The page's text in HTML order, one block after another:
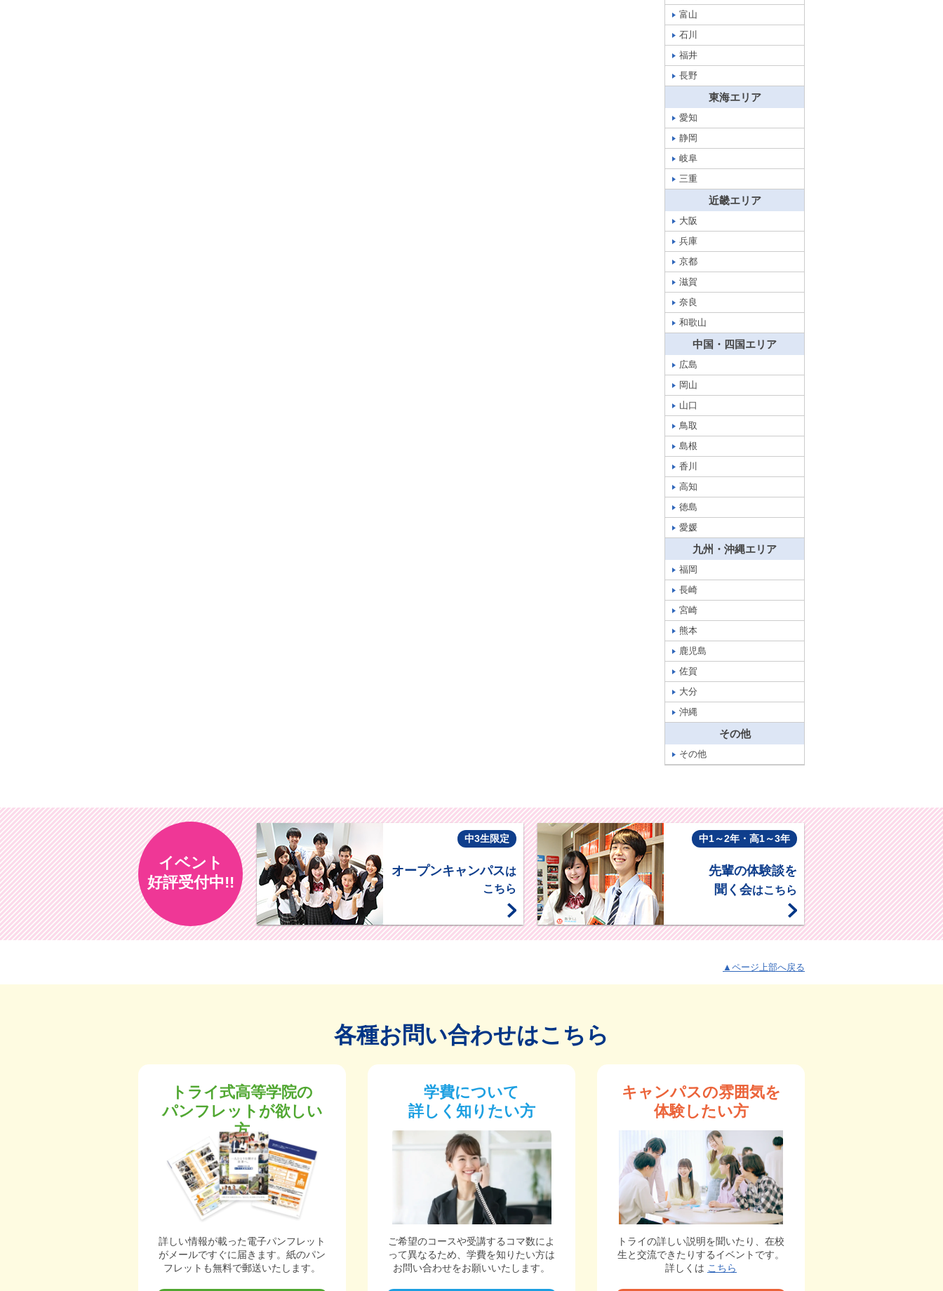
富山
石川
福井
長野
東海エリア
愛知
静岡
岐阜
三重
近畿エリア
大阪
兵庫
京都
滋賀
奈良
和歌山
中国・四国エリア
広島
岡山
山口
鳥取
島根
香川
高知
徳島
愛媛
九州・沖縄エリア
福岡
長崎
宮崎
熊本
鹿児島
佐賀
大分
沖縄
その他
その他
イベント
好評受付中!!
中3生限定
オープンキャンパスは
こちら
中1～2年・高1～3年
先輩の体験談を
聞く会はこちら
▲ページ上部へ戻る
各種お問い合わせはこちら
トライ式高等学院の
パンフレットが欲しい
方
詳しい情報が載った電子パンフレット
がメールですぐに届きます。紙のパン
フレットも無料で郵送いたします。
学費について
詳しく知りたい方
ご希望のコースや受講するコマ数によ
って異なるため、学費を知りたい方は
お問い合わせをお願いいたします。
キャンパスの雰囲気を
体験したい方
トライの詳しい説明を聞いたり、在校
生と交流できたりするイベントです。
詳しくは こちら